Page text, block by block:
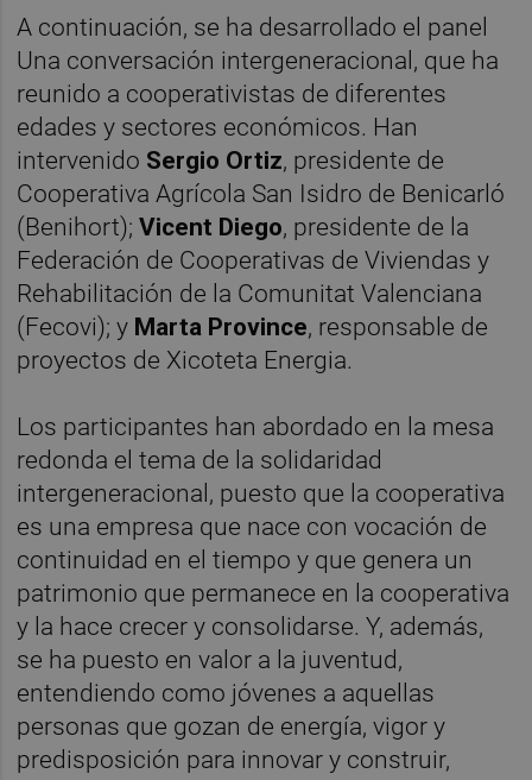
A continuación, se ha desarrollado el panel
Una conversación intergeneracional, que ha
reunido a cooperativistas de diferentes
edades y sectores económicos. Han
intervenido Sergio Ortiz, presidente de
Cooperativa Agrícola San Isidro de Benicarló
(Benihort);Vicent Diego, presidente de la
Federación de Cooperativas de Viviendas y
Rehabilitación de la Comunitat Valenciana
(Fecovi); y Marta Province, responsable de
proyectos de Xicoteta Energia.
Los participantes han abordado en la mesa
redonda el tema de la solidaridad
intergeneracional, puesto que la cooperativa
es una empresa que nace con vocación de
continuidad en el tiempo y que genera un
patrimonio que permanece en la cooperativa
y la hace crecer y consolidarse. Y, además,
se ha puesto en valor a la juventud,
entendiendo como jóvenes a aquellas
personas que gozan de energía, vigor y
predisposición para innovar y construir,